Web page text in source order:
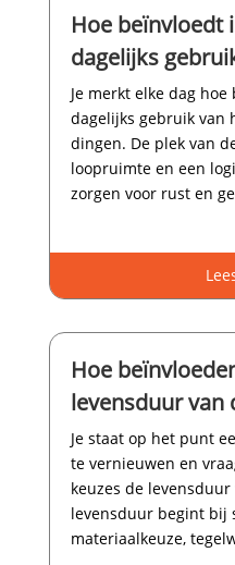
Hoe beïnvloedt
dagelijks
Je merkt elke dag
dagelijks gebruik van
dingen.​ De plek van
loopruimte en een
zorgen voor rust en
Hoe
levensduur van
Je staat op het punt
te vernieuwen en
keuzes de
levensduur begint bij
materiaalkeuze,